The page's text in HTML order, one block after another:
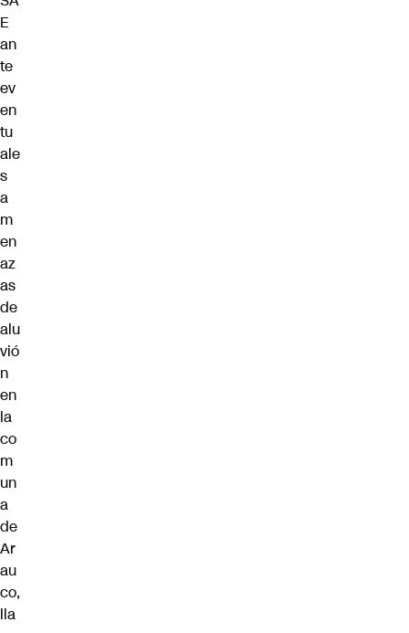
E
an
te
ev
en
tu
ale
s
a
m
en
az
as
de
alu
vió
n
en
la
co
m
un
a
de
Ar
au
co,
lla